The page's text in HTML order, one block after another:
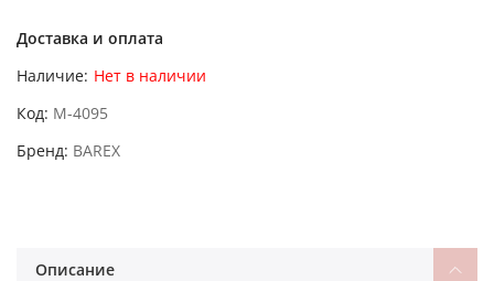
Доставка и оплата
Наличие: Нет в наличии
Код M-4095
Бренд BAREX
Описание